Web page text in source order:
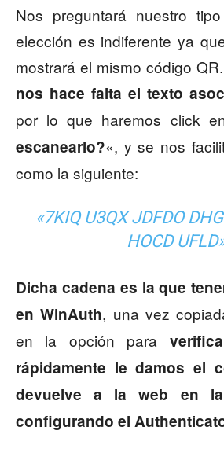
Nos preguntará nuestro
elección es indiferente ya
mostrará el mismo código
nos hace falta el texto
por lo que haremos click
escanearlo?«, y se nos
como la siguiente:
«7KIQ U3QX JDFDO
HOCD
Dicha cadena es la que
en WinAuth, una vez
en la opción para
rápidamente le damos el
devuelve a la web en
configurando el